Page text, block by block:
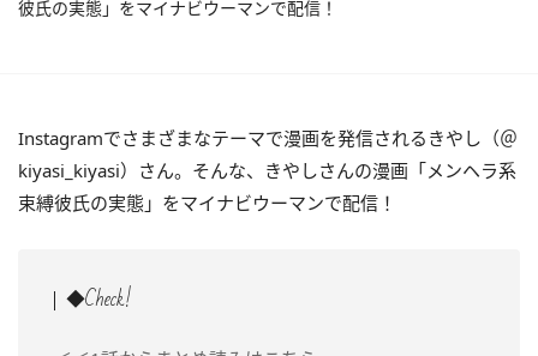
彼氏の実態」をマイナビウーマンで配信！
Instagramでさまざまなテーマで漫画を発信されるきやし（＠
kiyasi_kiyasi）さん。そんな、きやしさんの漫画「メンヘラ系
束縛彼氏の実態」をマイナビウーマンで配信！
◆Check!